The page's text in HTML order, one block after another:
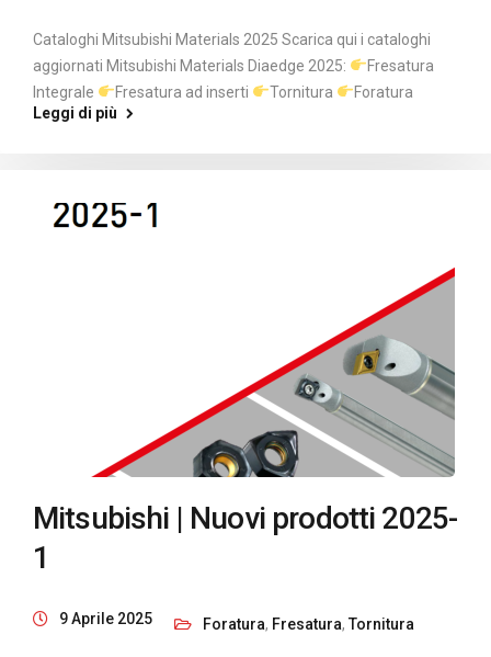
Cataloghi Mitsubishi Materials 2025 Scarica qui i cataloghi
aggiornati Mitsubishi Materials Diaedge 2025:
Fresatura
Integrale
Fresatura ad inserti Tornitura
Foratura
Leggi di più
Mitsubishi | Nuovi prodotti 2025-
1
9 Aprile 2025 Foratura, Fresatura, Tornitura